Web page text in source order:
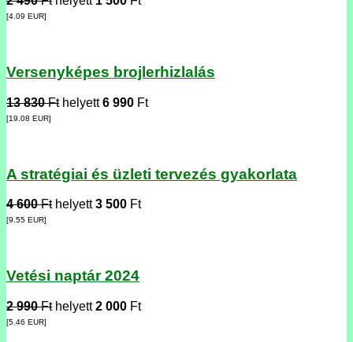
[4.09 EUR]
Versenyképes brojlerhizlalás
13 830 Fthelyett6 990 Ft
[19.08 EUR]
A stratégiai és üzleti tervezés gyakorlata
4 600 Fthelyett3 500 Ft
[9.55 EUR]
Vetési naptár 2024
2 990 Fthelyett2 000 Ft
[5.46 EUR]